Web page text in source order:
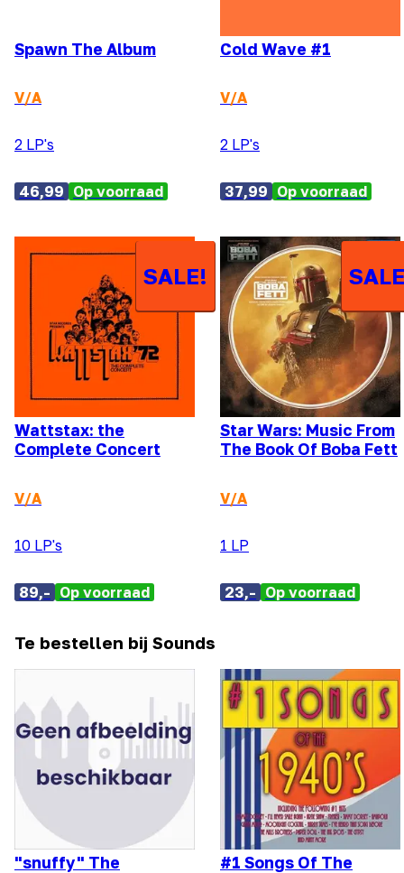
Spawn The Album
V/A
2 LP's
46,99 Op voorraad
Cold Wave #1
V/A
2 LP's
37,99 Op voorraad
SALE!
Wattstax: the
Complete Concert
V/A
10 LP's
89,- Op voorraad
Star Wars: Music From
The Book Of Boba Fett
V/A
1 LP
23,- Op voorraad
Te bestellen bij Sounds
"snuffy" The
#1 Songs Of The